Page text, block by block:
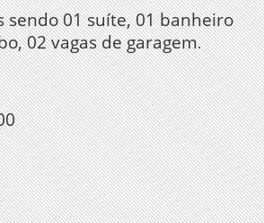
sendo 01 suíte, 01 banheiro
02 vagas de garagem.